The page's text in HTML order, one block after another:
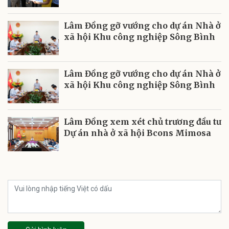
Lâm Đồng gỡ vướng cho dự án Nhà ở
xã hội Khu công nghiệp Sông Bình
Lâm Đồng gỡ vướng cho dự án Nhà ở
xã hội Khu công nghiệp Sông Bình
Lâm Đồng xem xét chủ trương đầu tư
Dự án nhà ở xã hội Bcons Mimosa